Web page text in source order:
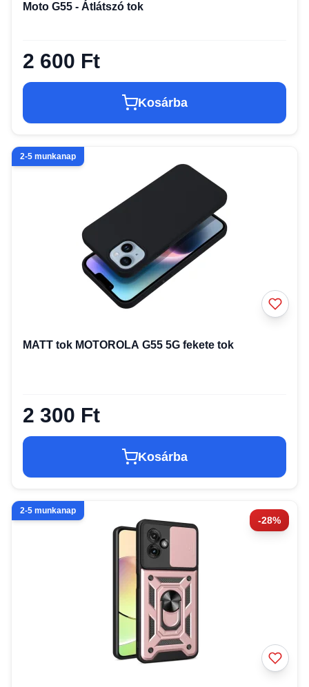
Moto G55 - Átlátszó tok
2 600 Ft
Kosárba
2-5 munkanap
MATT tok MOTOROLA G55 5G fekete tok
2 300 Ft
Kosárba
-28%
2-5 munkanap